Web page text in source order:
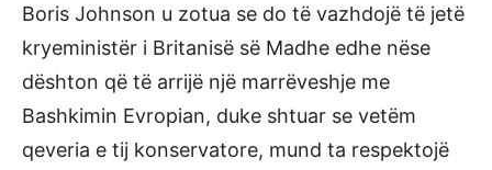
Boris Johnson u zotua se do të vazhdojë të jetë
kryeministër i Britanisë së Madhe edhe nëse
dështon që të arrijë një marrëveshje me
Bashkimin Evropian, duke shtuar se vetëm
qeveria e tij konservatore, mund ta respektojë